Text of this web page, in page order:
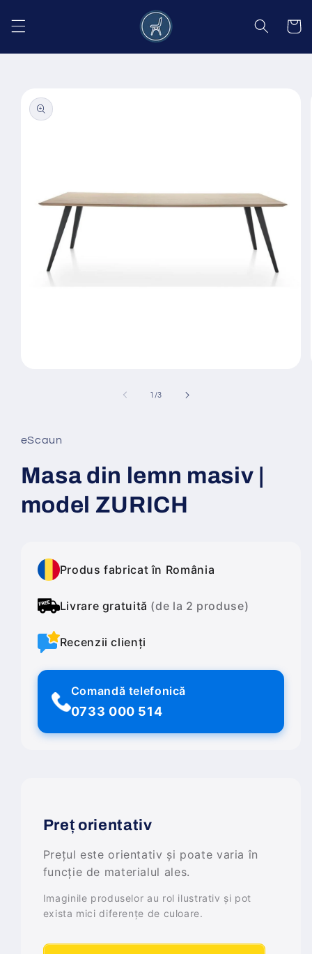
conținut
Coș
informațiile
despre
produs
fereastră
modală
1 /din
3
eScaun
Masa din lemn masiv |
model ZURICH
Produs fabricat în România
Livrare gratuită (de la 2 produse)
Recenzii clienți
Comandă telefonică
0733 000 514
Preț orientativ
Prețul este orientativ și poate varia în
funcție de materialul ales.
Imaginile produselor au rol ilustrativ și pot
exista mici diferențe de culoare.